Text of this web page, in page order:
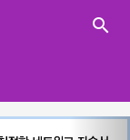
close
search